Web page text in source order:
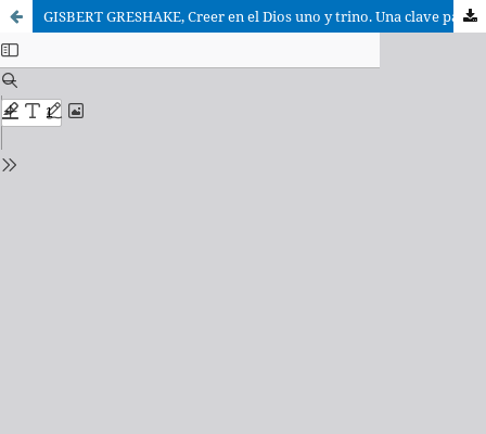
GISBERT GRESHAKE, Creer en el Dios uno y trino. Una clave para entenderlo